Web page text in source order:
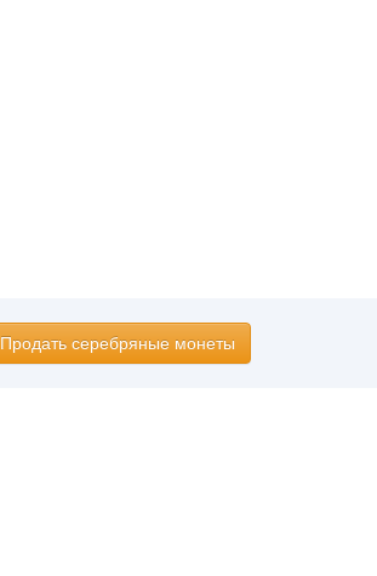
Продать серебряные монеты